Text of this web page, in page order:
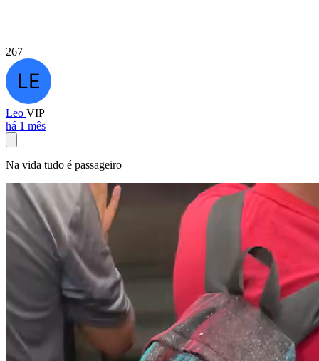
267
Leo VIP
há 1 mês
Na vida tudo é passageiro